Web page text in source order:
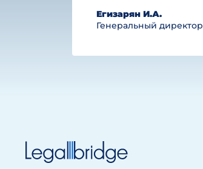
Егизарян И.А.
Генеральный директор